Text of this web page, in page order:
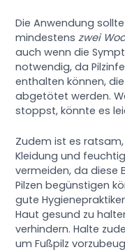
Die Anwendung
mindestenszwei
auch wenn die
notwendig, da
enthalten können,
abgetötet werden.
stoppst, könnte es
Zudem ist es
Kleidung und
vermeiden, da diese
Pilzen begünstigen
gute
Haut gesund zu
verhindern. Halte
um Fußpilz